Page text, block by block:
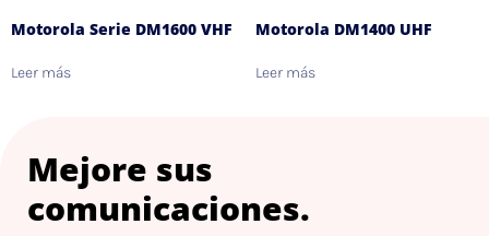
Motorola Serie DM1600 VHF
Leer más
Motorola DM1400 UHF
Leer más
Mejore sus
comunicaciones.